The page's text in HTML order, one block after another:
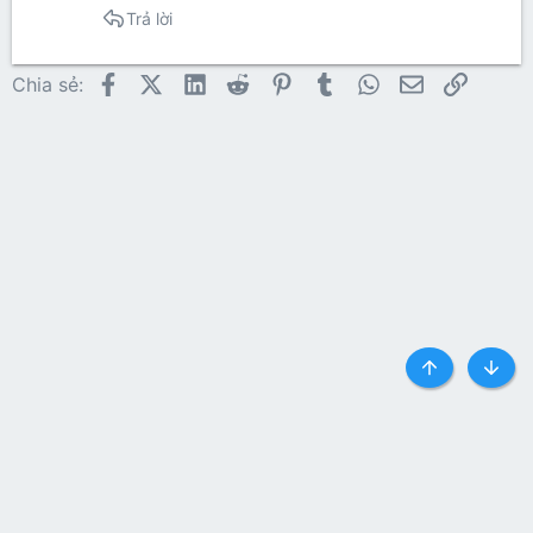
Trả lời
Chia sẻ: FacebookX (Twitter)
LinkedInReddit Pinterest
TumblrWhatsApp
EmailLink
Top